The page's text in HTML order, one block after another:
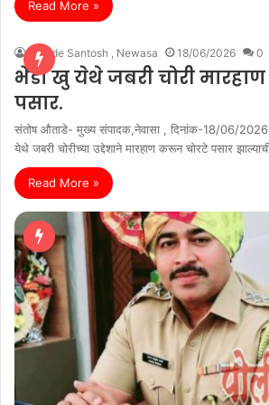
Read More »
Autade Santosh , Newasa 18/06/2026 0
भेंडा खु येथे जबरी चोरी
पसार.
संतोष औताडे- मुख्य संपादक,नेवासा , दिनांक-18/06/
येथे जबरी चोरीच्या उद्देशाने मारहाण करून चोरटे पसार
Read More »